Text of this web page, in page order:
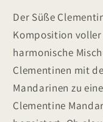
Der Süße
Komposition
harmonische
Clementinen mit
Mandarinen zu
Clementine